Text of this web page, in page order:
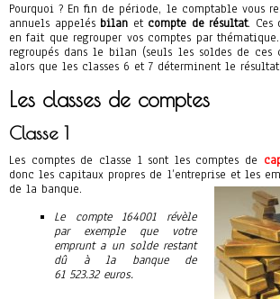
Pourquoi ? En fin de période, le comptable vous
annuels appelésbilan et compte de résultat. Ces
en fait que regrouper vos comptes par
regroupés dans le bilan (seuls les soldes de ces
alors que les classes 6 et 7 déterminent le
Les classes de comptes
Classe 1
Les comptes de classe 1 sont les comptes de
donc les capitaux propres de l’entreprise et les
de la banque.
Le compte 164001 révèle
par exemple que votre
emprunt a un solde restant
dû à la banque de
61 523.32 euros.